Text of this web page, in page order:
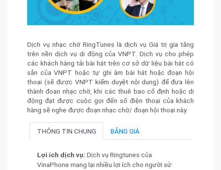
Dịch vụ nhạc chờ RingTunes là dịch vụ Giá trị gia tăng
trên nền dịch vụ di động của VNPT. Dịch vụ cho phép
các khách hàng tải bài hát trên cơ sở dữ liệu bài hát có
sẵn của VNPT hoặc tự ghi âm bài hát hoặc đoạn hội
thoại (sẽ được VNPT kiểm duyệt nội dung) để đưa lên
thành đoạn nhạc chờ, khi các thuê bao cố định hoặc di
động đạt được cuộc gọi đến số điện thoại của khách
hàng sẽ nghe được đoạn nhạc chờ/ đoạn hội thoại này.
THÔNG TIN CHUNG BẢNG GIÁ
Lợi ích dịch vụ: Dịch vụ Ringtunes của
VinaPhone mang lại nhiều lợi ích cho người sử